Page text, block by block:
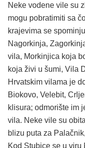
Neke vodene vile su
mogu pobratimiti sa
krajevima se
Nagorkinja,
vila, Morkinjica koja
koja živi u šumi, Vila
Hrvatskim vilama je
Biokovo, Velebit,
klisura; odmorište im
vila. Neke vile su
blizu puta za
Kod Stubice se u